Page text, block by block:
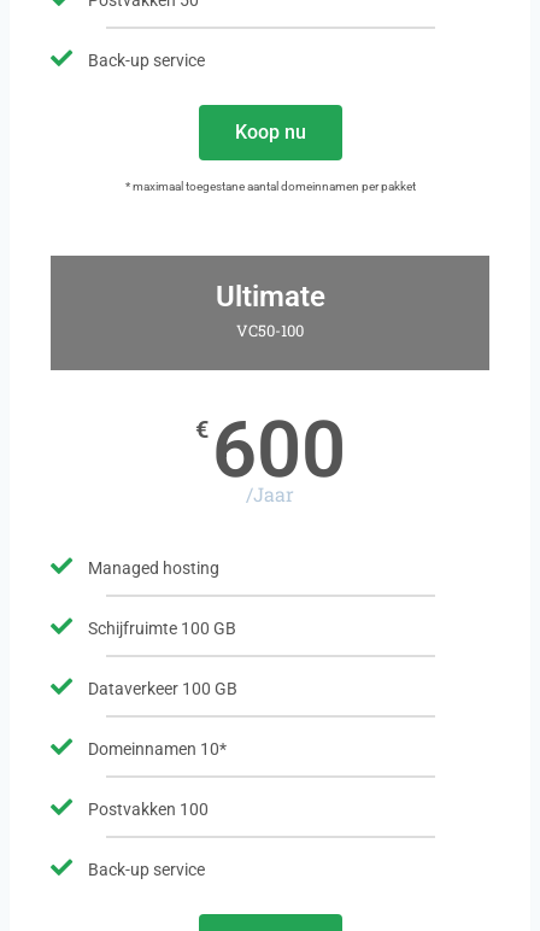
Back-up service
Koop nu
* maximaal toegestane aantal domeinnamen per pakket
Ultimate
VC50-100
€ 600
/Jaar
Managed hosting
Schijfruimte 100 GB
Dataverkeer 100 GB
Domeinnamen 10*
Postvakken 100
Back-up service